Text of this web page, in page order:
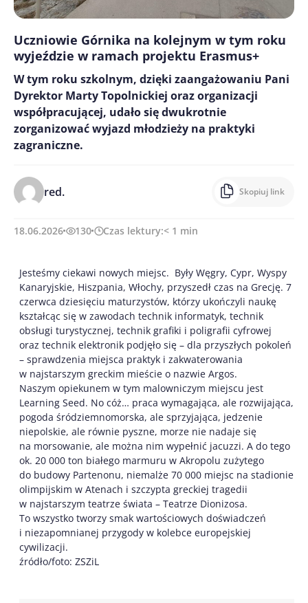
Uczniowie Górnika na kolejnym w tym roku
wyjeździe w ramach projektu Erasmus+
W tym roku szkolnym, dzięki zaangażowaniu Pani
Dyrektor Marty Topolnickiej oraz organizacji
współpracującej, udało się dwukrotnie
zorganizować wyjazd młodzieży na praktyki
zagraniczne.
red. Skopiuj link
18.06.2026 130 Czas lektury:< 1 min
Jesteśmy ciekawi nowych miejsc. Były Węgry, Cypr, Wyspy
Kanaryjskie, Hiszpania, Włochy, przyszedł czas na Grecję. 7
czerwca dziesięciu maturzystów, którzy ukończyli naukę
kształcąc się w zawodach technik informatyk, technik
obsługi turystycznej, technik grafiki i poligrafii cyfrowej
oraz technik elektronik podjęło się – dla przyszłych pokoleń
– sprawdzenia miejsca praktyk i zakwaterowania
w najstarszym greckim mieście o nazwie Argos.
Naszym opiekunem w tym malowniczym miejscu jest
Learning Seed. No cóż… praca wymagająca, ale rozwijająca,
pogoda śródziemnomorska, ale sprzyjająca, jedzenie
niepolskie, ale równie pyszne, morze nie nadaje się
na morsowanie, ale można nim wypełnić jacuzzi. A do tego
ok. 20 000 ton białego marmuru w Akropolu zużytego
do budowy Partenonu, niemalże 70 000 miejsc na stadionie
olimpijskim w Atenach i szczypta greckiej tragedii
w najstarszym teatrze świata – Teatrze Dionizosa.
To wszystko tworzy smak wartościowych doświadczeń
i niezapomnianej przygody w kolebce europejskiej
cywilizacji.
źródło/foto: ZSZiL